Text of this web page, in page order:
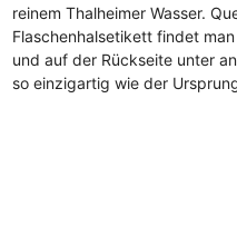
reinem Thalheimer Wasser.
Flaschenhalsetikett findet
und auf der Rückseite unter
so einzigartig wie der